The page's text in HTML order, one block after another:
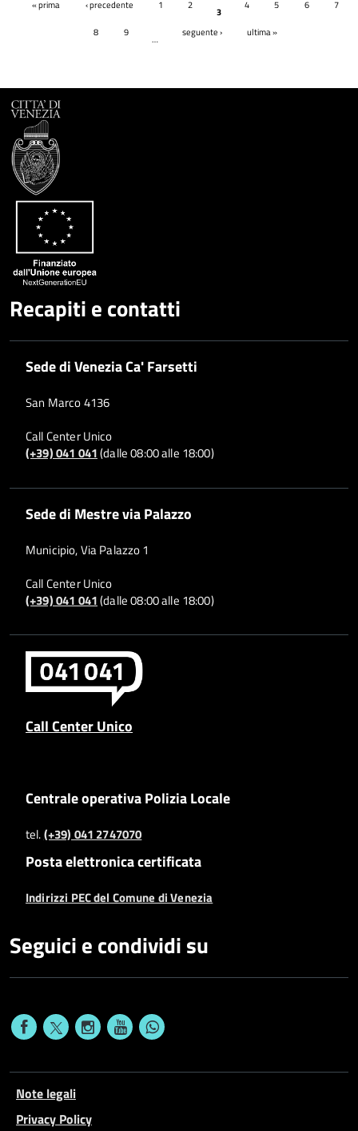
« prima ‹ precedente 1 2
3
4 5 6 7
8 9
…
seguente › ultima »
Recapiti e contatti
Sede di Venezia Ca' Farsetti
San Marco 4136
Call Center Unico
(+39) 041 041(dalle 08:00 alle 18:00)
Sede di Mestre via Palazzo
Municipio, Via Palazzo 1
Call Center Unico
(+39) 041 041(dalle 08:00 alle 18:00)
Call Center Unico
Centrale operativa Polizia Locale
tel.(+39) 041 2747070
Posta elettronica certificata
Indirizzi PEC del Comune di Venezia
Seguici e condividi su
Note legali
Privacy Policy